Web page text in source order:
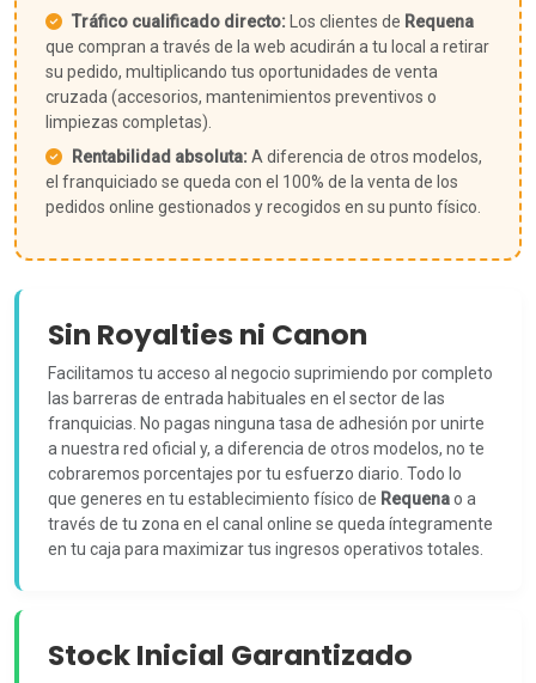
Tráfico cualificado directo: Los clientes de Requena
que compran a través de la web acudirán a tu local a retirar
su pedido, multiplicando tus oportunidades de venta
cruzada (accesorios, mantenimientos preventivos o
limpiezas completas).
Rentabilidad absoluta:A diferencia de otros modelos,
el franquiciado se queda con el 100% de la venta de los
pedidos online gestionados y recogidos en su punto físico.
Sin Royalties ni Canon
Facilitamos tu acceso al negocio suprimiendo por completo
las barreras de entrada habituales en el sector de las
franquicias. No pagas ninguna tasa de adhesión por unirte
a nuestra red oficial y, a diferencia de otros modelos, no te
cobraremos porcentajes por tu esfuerzo diario. Todo lo
que generes en tu establecimiento físico de Requenao a
través de tu zona en el canal online se queda íntegramente
en tu caja para maximizar tus ingresos operativos totales.
Stock Inicial Garantizado